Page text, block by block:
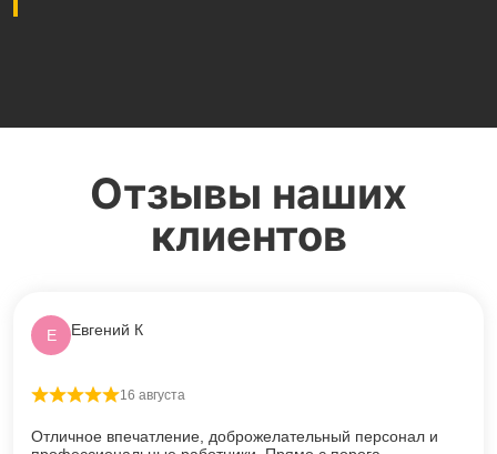
Отзывы наших
клиентов
Е Евгений К
Оценка5из 5
16 августа
Отличное впечатление, доброжелательный персонал и